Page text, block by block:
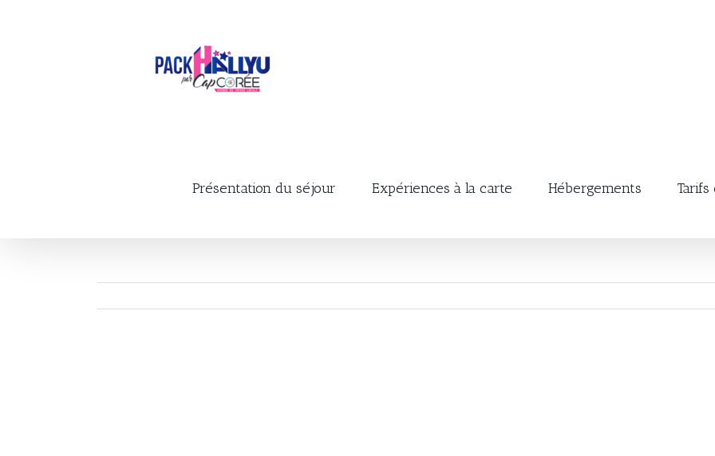
Présentation du séjour Expériences à la carte Hébergements Tarifs